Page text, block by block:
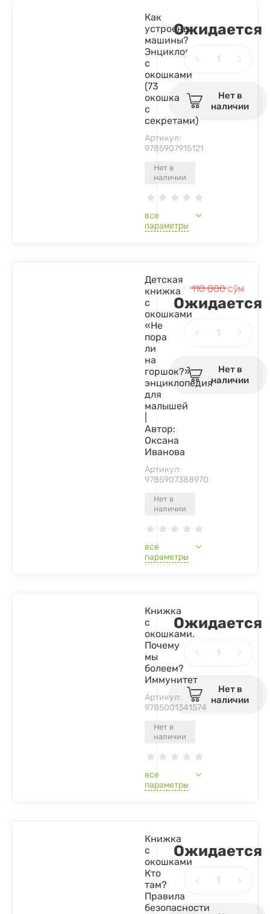
Нет в
наличии
Как
устроены
машины?
Энциклопедия
с
окошками
(73
окошка
с
секретами)
Артикул:
9785907915121
все
параметры
Ожидается
Нет в
наличии
Нет в
наличии
Детская
книжка
с
окошками
«Не
пора
ли
на
горшок?»
энциклопедия
для
малышей
Автор:
Оксана
Иванова
Артикул:
9785907388970
все
параметры
110 000сўм
Ожидается
Нет в
наличии
Нет в
наличии
Книжка
с
окошками.
Почему
мы
болеем?
Иммунитет
Артикул:
9785001341574
все
параметры
Ожидается
Нет в
наличии
Книжка
с
окошками
Кто
там?
Правила
безопасности
Ожидается